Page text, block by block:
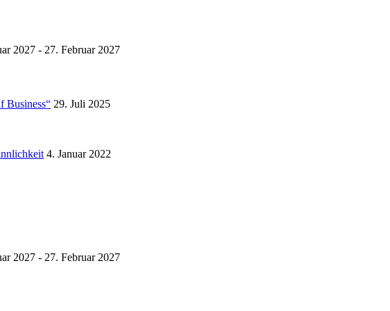
2027 - 27. Februar 2027
Business“ 29. Juli 2025
4. Januar 2022
2027 - 27. Februar 2027